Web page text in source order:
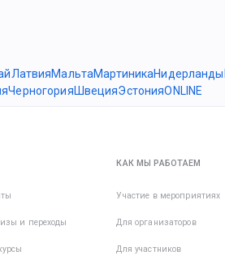
ЛатвияМальтаМартиникаНидерланды
ЧерногорияШвецияЭстонияONLINE
и переходы
КАК МЫ РАБОТАЕМ
Участие в мероприятиях
Для организаторов
Для участников